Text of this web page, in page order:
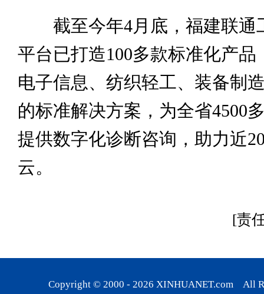
截至今年4月底，福建联通
平台已打造100多款标准化产品
电子信息、纺织轻工、装备制
的标准解决方案，为全省4500
提供数字化诊断咨询，助力近
云。
[责
Copyright © 2000 - 2026 XINHUANET.com All